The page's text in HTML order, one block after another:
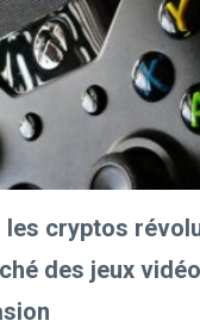
les cryptos
des jeux vidéo